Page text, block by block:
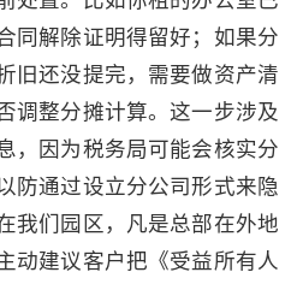
同解除证明得留好；如果分
旧还没提完，需要做资产清
调整分摊计算。这一步涉及
，因为税务局可能会核实分
防通过设立分公司形式来隐
我们园区，凡是总部在外地
动建议客户把《受益所有人